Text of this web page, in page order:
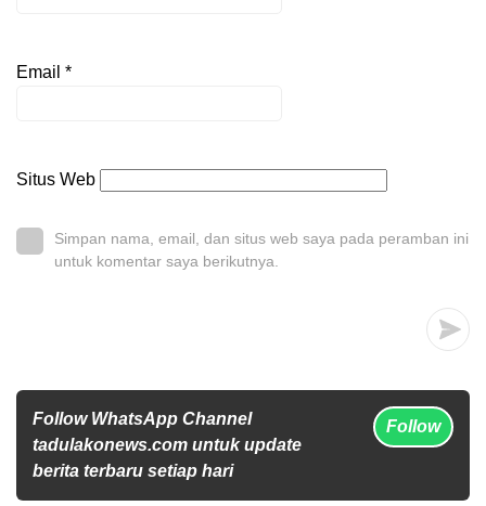
Email *
Situs Web
Simpan nama, email, dan situs web saya pada peramban ini
untuk komentar saya berikutnya.
Follow WhatsApp Channel
tadulakonews.com untuk update
berita terbaru setiap hari
Follow